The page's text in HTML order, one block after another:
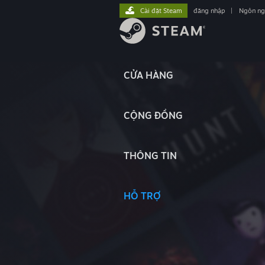
CỬA HÀNG
CỘNG ĐỒNG
THÔNG TIN
HỖ TRỢ
Cài đặt Steam đăng nhập Ngôn